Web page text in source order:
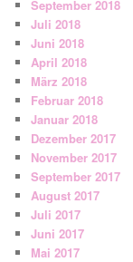
September 2018
Juli 2018
Juni 2018
April 2018
März 2018
Februar 2018
Januar 2018
Dezember 2017
November 2017
September 2017
August 2017
Juli 2017
Juni 2017
Mai 2017